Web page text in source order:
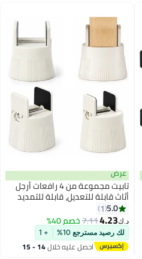
عرض
تابيت مجموعة من 4 رافعات أرجل
أثاث قابلة للتعديل، قابلة للتمديد
من 1 إلى 50 مم، تُستخدم لرفع
الطاولات والأرائك والأسرة، مزودة
ببطانة EVA مانعة للانزلاق وقاعدة
من اللباد العازل للصوت، رافعات أثاث
متينة لرفع ارتفاع المكتب والخزانة
5.0
1
د.ك‏4.23
7.11خصم 40%
لك رصيد مسترجع 10% + 1
احصل عليه خلال 14 - 15